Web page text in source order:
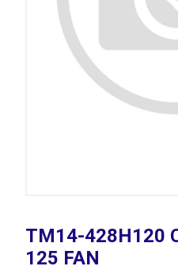
TM14-428H120
125 FAN